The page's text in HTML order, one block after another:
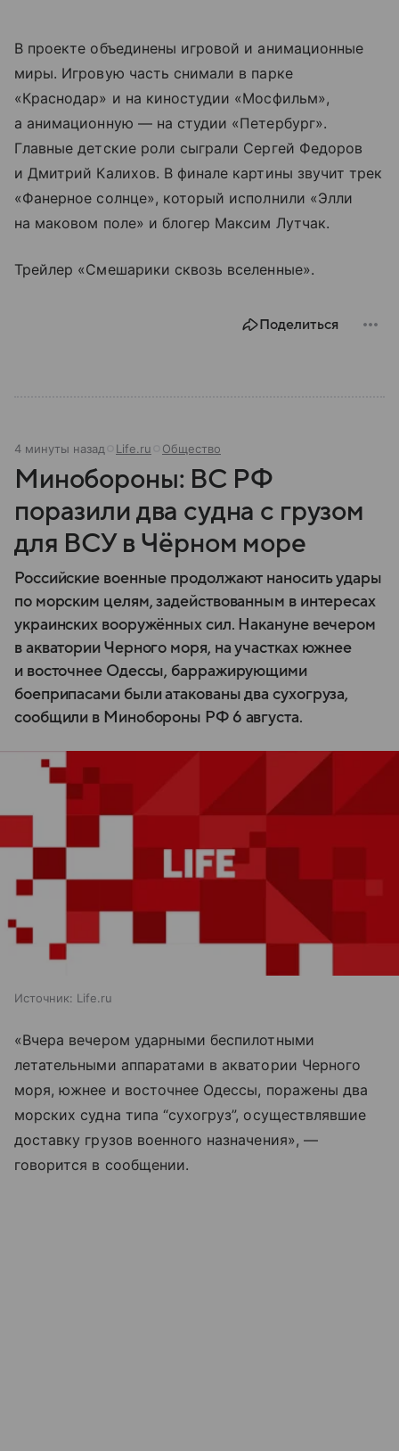
В проекте объединены игровой и анимационные
миры. Игровую часть снимали в парке
«Краснодар» и на киностудии «Мосфильм»,
а анимационную — на студии «Петербург».
Главные детские роли сыграли Сергей Федоров
и Дмитрий Калихов. В финале картины звучит трек
«Фанерное солнце», который исполнили «Элли
на маковом поле» и блогер Максим Лутчак.
Трейлер «Смешарики сквозь вселенные».
Поделиться
4 минуты назад Life.ru Общество
Минобороны: ВС РФ
поразили два судна с грузом
для ВСУ в Чёрном море
Российские военные продолжают наносить удары
по морским целям, задействованным в интересах
украинских вооружённых сил. Накануне вечером
в акватории Черного моря, на участках южнее
и восточнее Одессы, барражирующими
боеприпасами были атакованы два сухогруза,
сообщили в Минобороны РФ 6 августа.
Источник: Life.ru
«Вчера вечером ударными беспилотными
летательными аппаратами в акватории Черного
моря, южнее и восточнее Одессы, поражены два
морских судна типа “сухогруз”, осуществлявшие
доставку грузов военного назначения», —
говорится в сообщении.